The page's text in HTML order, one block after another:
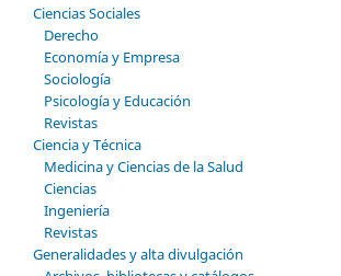
Ciencias Sociales
Derecho
Economía y Empresa
Sociología
Psicología y Educación
Revistas
Ciencia y Técnica
Medicina y Ciencias de la Salud
Ciencias
Ingeniería
Revistas
Generalidades y alta divulgación